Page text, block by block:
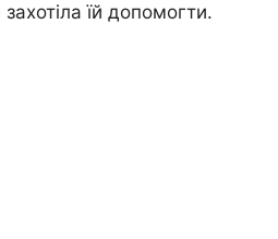
їй допомогти.